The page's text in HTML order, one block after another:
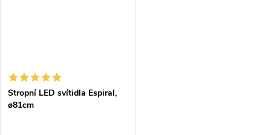
Stropní LED svítidla Espiral,
ø81cm